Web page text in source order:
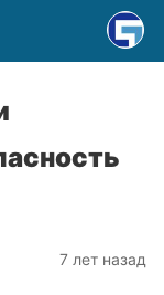
7 лет назад